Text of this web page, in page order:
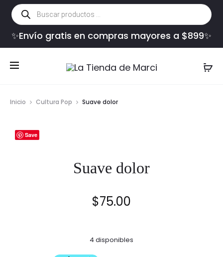
Búsqueda
de
productos
✨Envío gratis en compras mayores a $899✨
Inicio Cultura Pop Suave dolor
Save
Suave dolor
$75.00
4 disponibles